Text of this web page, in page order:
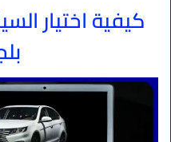
كيفية اختيار